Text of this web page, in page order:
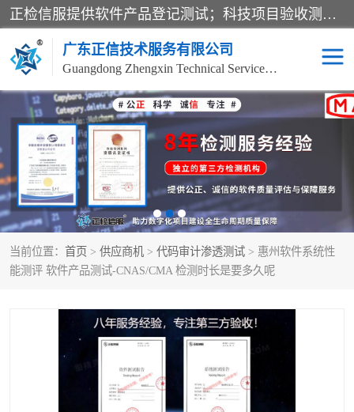
正检信服提供软件产品登记测试；科技项目验收测试；产品确认测试；功能测试；性能测试；安全测试；代码审计测试；漏洞扫描测试；渗透测试；风险评估测试；信息安全等级保护测评；双软认定；实验室建设质量体系建设；软件着作权、软件评测等服务。
广东正信技术服务有限公司
Guangdong Zhengxin Technical Service Co., Ltd
当前位置： 首页 > 供应商机 > 代码审计渗透测试 > 惠州软件系统性
能测评 软件产品测试-CNAS/CMA 检测时长是要多久呢
电子政务验收测评 数字信息化验收测评
应用软件系统测试 信息系统漏洞扫描
科技成果鉴定测试 软件产品登记测试
信息安全风险评估 系统性能效率测试